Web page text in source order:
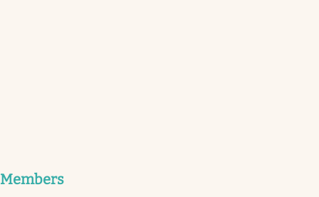
Members